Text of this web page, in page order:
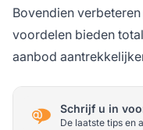
Bovendien
voordelen bieden
aanbod
Schrijf u in
De laatste tips en